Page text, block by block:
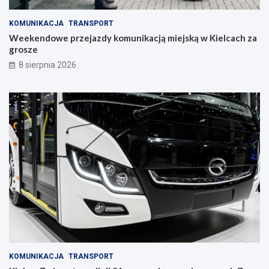
w
c
z
y
n
e
KOMUNIKACJA TRANSPORT
Weekendowe przejazdy komunikacją miejską w Kielcach za
grosze
8 sierpnia 2026
KOMUNIKACJA TRANSPORT